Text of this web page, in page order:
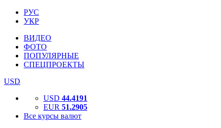
РУС
УКР
ВИДЕО
ФОТО
ПОПУЛЯРНЫЕ
СПЕЦПРОЕКТЫ
USD
USD 44.4191
EUR 51.2905
Все курсы валют